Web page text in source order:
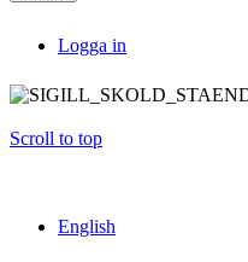
Logga in
English
Scroll to top